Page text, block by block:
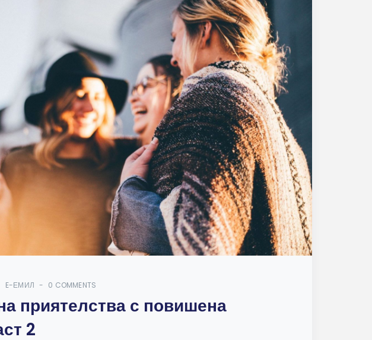
E-ЕМИЛ 0 COMMENTS
приятелства с повишена
2